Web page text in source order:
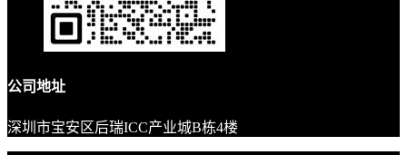
公司地址
深圳市宝安区后瑞ICC产业城B栋4楼